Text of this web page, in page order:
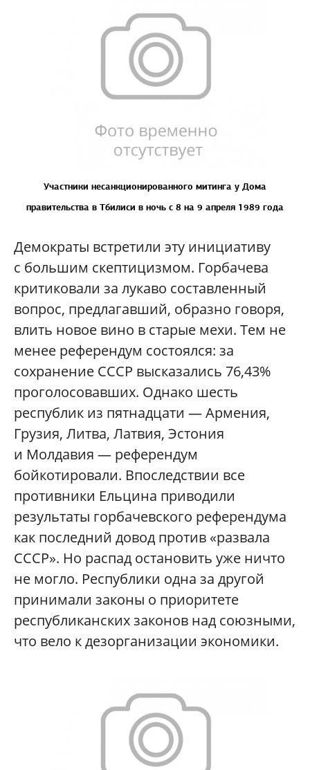
Участники несанкционированного митинга у Дома
правительства в Тбилиси в ночь с 8 на 9 апреля 1989 года
Демократы встретили эту инициативу
с большим скептицизмом. Горбачева
критиковали за лукаво составленный
вопрос, предлагавший, образно говоря,
влить новое вино в старые мехи. Тем не
менее референдум состоялся: за
сохранение СССР высказались 76,43%
проголосовавших. Однако шесть
республик из пятнадцати — Армения,
Грузия, Литва, Латвия, Эстония
и Молдавия — референдум
бойкотировали. Впоследствии все
противники Ельцина приводили
результаты горбачевского референдума
как последний довод против «развала
СССР». Но распад остановить уже ничто
не могло. Республики одна за другой
принимали законы о приоритете
республиканских законов над союзными,
что вело к дезорганизации экономики.